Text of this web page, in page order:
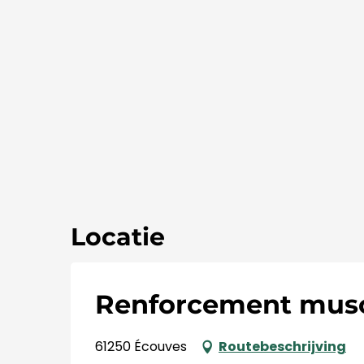
Locatie
Renforcement
61250 Écouves Routebeschrijving